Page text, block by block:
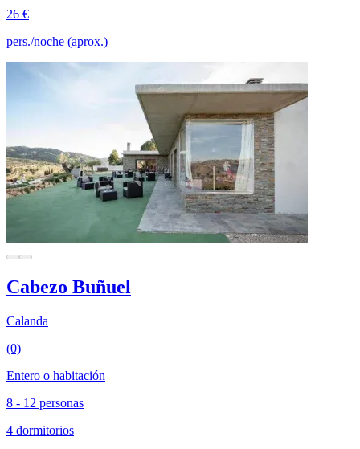
26 €
pers./noche (aprox.)
Cabezo Buñuel
Calanda
(0)
Entero o habitación
8 - 12 personas
4 dormitorios